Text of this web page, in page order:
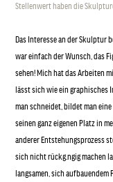
Stellenwert haben die
Das Interesse an der Skulptur
war einfach der Wunsch, das
sehen! Mich hat das Arbeiten
lässt sich wie ein graphisches
man schneidet, bildet man
seinen ganz eigenen Platz in
anderer Entstehungsprozess
sich nicht rückg.ngig machen
langsamen, sich aufbauendem